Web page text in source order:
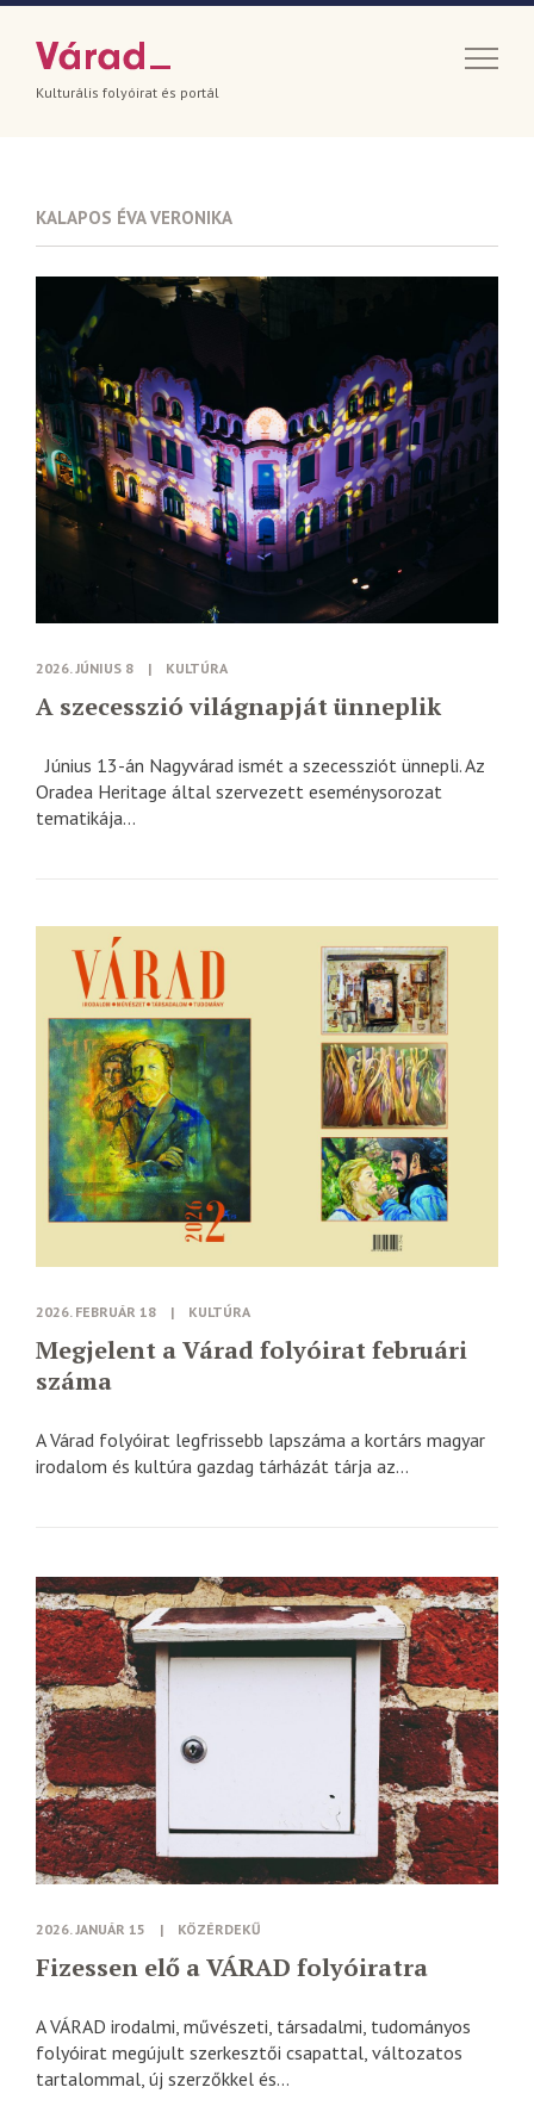
Kulturális folyóirat és portál
KALAPOS ÉVA VERONIKA
2026. JÚNIUS 8 | KULTÚRA
A szecesszió világnapját ünneplik
Június 13-án Nagyvárad ismét a szecessziót ünnepli. Az
Oradea Heritage által szervezett eseménysorozat
tematikája...
2026. FEBRUÁR 18 | KULTÚRA
Megjelent a Várad folyóirat februári
száma
A Várad folyóirat legfrissebb lapszáma a kortárs magyar
irodalom és kultúra gazdag tárházát tárja az...
2026. JANUÁR 15 | KÖZÉRDEKŰ
Fizessen elő a VÁRAD folyóiratra
A VÁRAD irodalmi, művészeti, társadalmi, tudományos
folyóirat megújult szerkesztői csapattal, változatos
tartalommal, új szerzőkkel és...